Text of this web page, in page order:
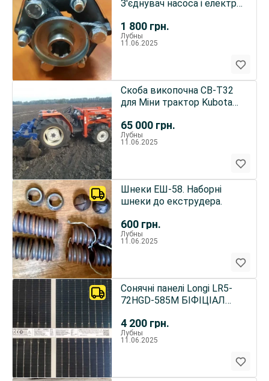
1 800 грн.
З'єднувач насоса і електро
Лубны
11.06.2025
65 000 грн.
Скоба викопочна СВ-Т32
для Міни трактор Kubota
Лубны
11.06.2025
600 грн.
Шнеки ЕШ-58. Наборні
шнеки до екструдера.
Лубны
11.06.2025
4 200 грн.
Сонячні панелі Longi LR5-
72HGD-585M БІФІЦІАЛ
Лубны
11.06.2025